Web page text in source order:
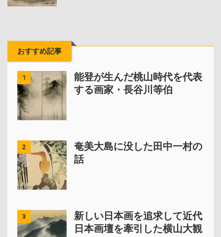
おすすめ記事
1
能登が生んだ桃山時代を代表
する画家・長谷川等伯
2
奄美大島に没した田中一村の
話
3
新しい日本画を追求して近代
日本画壇を牽引した横山大観